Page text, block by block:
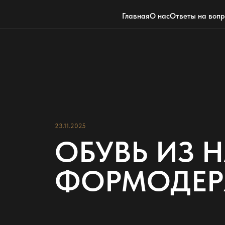
ГлавнаяО насОтветы на
23.11.2025
ОБУВЬ ИЗ